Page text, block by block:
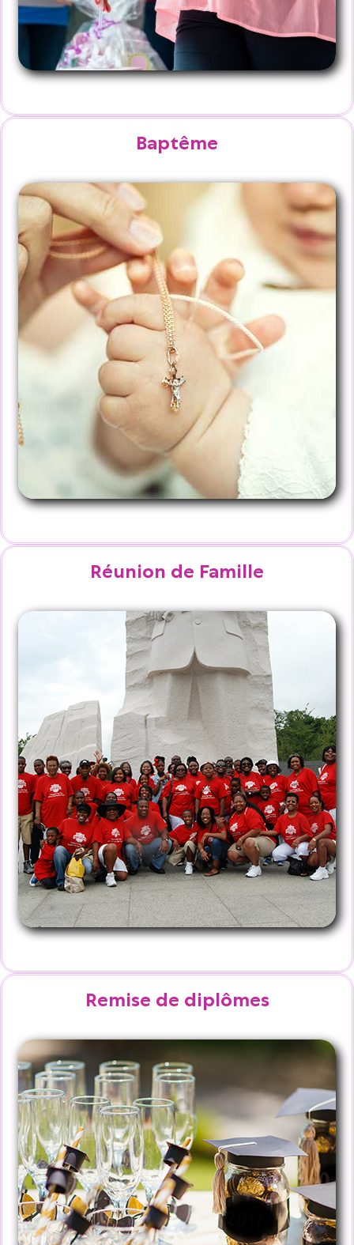
Baptême
Réunion de Famille
Remise de diplômes